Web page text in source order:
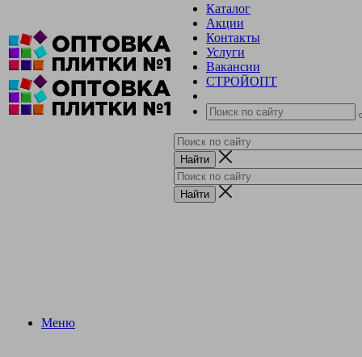
Каталог
Акции
Контакты
Услуги
Вакансии
СТРОЙОПТ
Меню